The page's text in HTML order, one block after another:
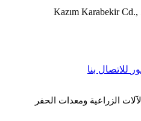
للاتصال بنا
الزراعية ومعدات الحفر